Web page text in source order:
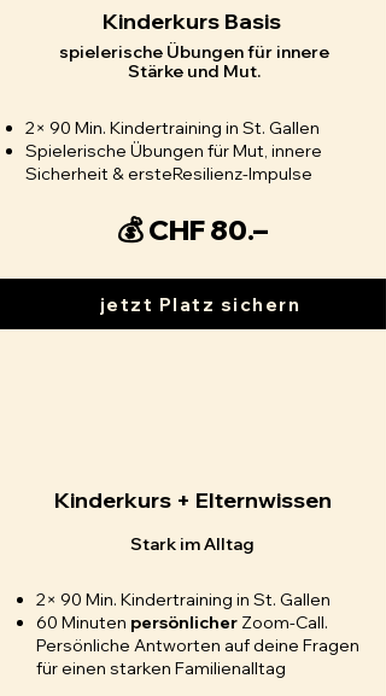
Kinderkurs Basis
spielerische Übungen für innere
Stärke und Mut.
2× 90 Min. Kindertraining in St. Gallen
Spielerische Übungen für Mut, innere
Sicherheit & ersteResilienz-Impulse
💰 CHF 80.–
jetzt Platz sichern
Kinderkurs + Elternwissen
Stark im Alltag
2× 90 Min. Kindertraining in St. Gallen
60 Minuten persönlicher Zoom-Call.
Persönliche Antworten auf deine Fragen
für einen starken Familienalltag